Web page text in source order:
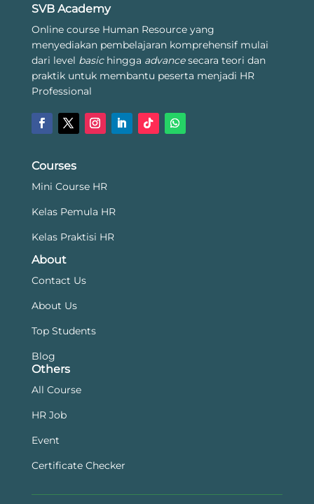
SVB Academy
Online course Human Resource yang
menyediakan pembelajaran komprehensif mulai
dari level basichingga advancesecara teori dan
praktik untuk membantu peserta menjadi HR
Professional
Courses
Mini Course HR
Kelas Pemula HR
Kelas Praktisi HR
About
Contact Us
About Us
Top Students
Blog
Others
All Course
HR Job
Event
Certificate Checker